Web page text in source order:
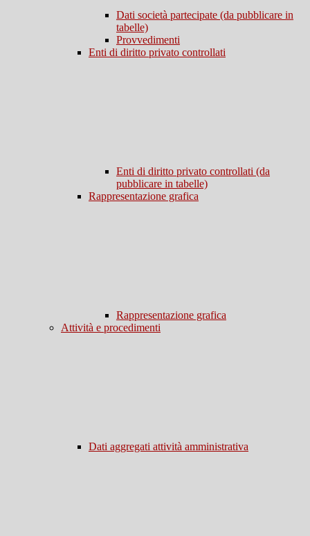
Dati società partecipate (da pubblicare in
tabelle)
Provvedimenti
Enti di diritto privato controllati
Enti di diritto privato controllati (da
pubblicare in tabelle)
Rappresentazione grafica
Rappresentazione grafica
Attività e procedimenti
Dati aggregati attività amministrativa